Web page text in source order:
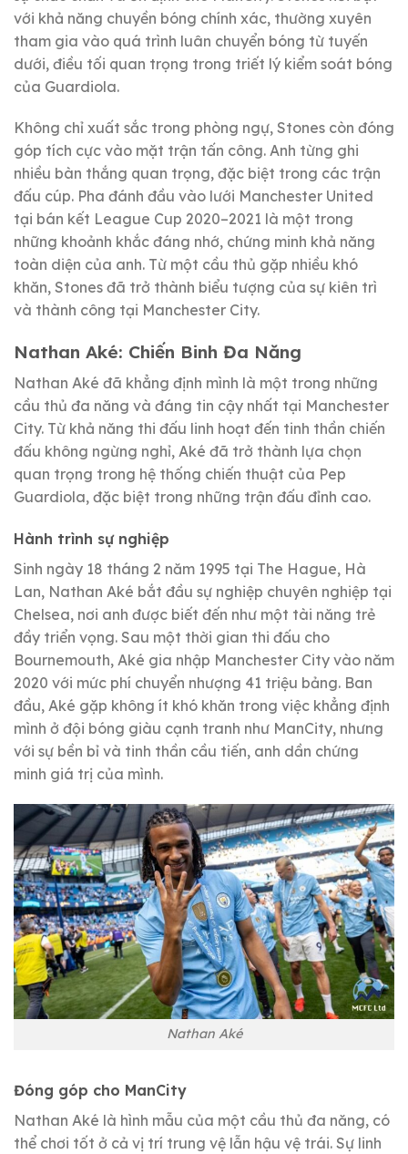
với khả năng chuyền bóng chính xác, thường xuyên
tham gia vào quá trình luân chuyển bóng từ tuyến
dưới, điều tối quan trọng trong triết lý kiểm soát bóng
của Guardiola.
Không chỉ xuất sắc trong phòng ngự, Stones còn đóng
góp tích cực vào mặt trận tấn công. Anh từng ghi
nhiều bàn thắng quan trọng, đặc biệt trong các trận
đấu cúp. Pha đánh đầu vào lưới Manchester United
tại bán kết League Cup 2020–2021 là một trong
những khoảnh khắc đáng nhớ, chứng minh khả năng
toàn diện của anh. Từ một cầu thủ gặp nhiều khó
khăn, Stones đã trở thành biểu tượng của sự kiên trì
và thành công tại Manchester City.
Nathan Aké: Chiến Binh Đa Năng
Nathan Aké đã khẳng định mình là một trong những
cầu thủ đa năng và đáng tin cậy nhất tại Manchester
City. Từ khả năng thi đấu linh hoạt đến tinh thần chiến
đấu không ngừng nghỉ, Aké đã trở thành lựa chọn
quan trọng trong hệ thống chiến thuật của Pep
Guardiola, đặc biệt trong những trận đấu đỉnh cao.
Hành trình sự nghiệp
Sinh ngày 18 tháng 2 năm 1995 tại The Hague, Hà
Lan, Nathan Aké bắt đầu sự nghiệp chuyên nghiệp tại
Chelsea, nơi anh được biết đến như một tài năng trẻ
đầy triển vọng. Sau một thời gian thi đấu cho
Bournemouth, Aké gia nhập Manchester City vào năm
2020 với mức phí chuyển nhượng 41 triệu bảng. Ban
đầu, Aké gặp không ít khó khăn trong việc khẳng định
mình ở đội bóng giàu cạnh tranh như ManCity, nhưng
với sự bền bỉ và tinh thần cầu tiến, anh dần chứng
minh giá trị của mình.
Nathan Aké
Đóng góp cho ManCity
Nathan Aké là hình mẫu của một cầu thủ đa năng, có
thể chơi tốt ở cả vị trí trung vệ lẫn hậu vệ trái. Sự linh